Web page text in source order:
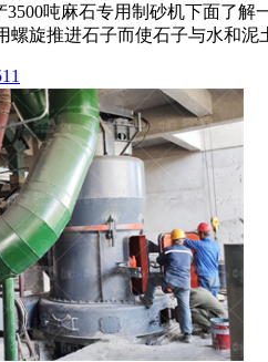
3500吨麻石专用制砂机下面了
螺旋推进石子而使石子与水和